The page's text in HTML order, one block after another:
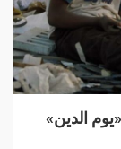
الدين»